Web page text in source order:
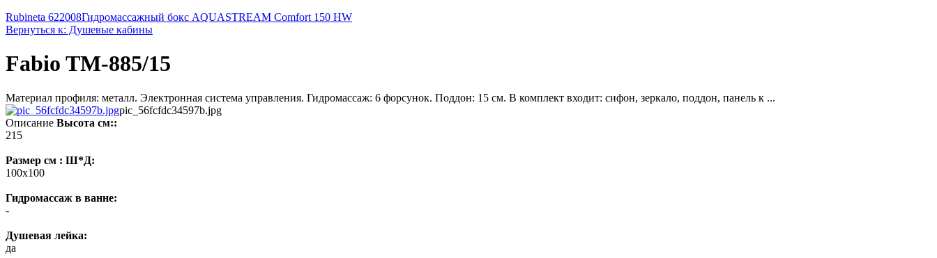
Rubineta 622008Гидромассажный бокс AQUASTREAM Comfort 150 HW
Вернуться к: Душевые кабины
Fabio TM-885/15
Материал профиля: металл. Электронная система управления. Гидромассаж: 6 форсунок. Поддон: 15 см. В комплект входит: сифон, зеркало, поддон, панель к ...
pic_56fcfdc34597b.jpg
Описание Высота см::
215
Размер см : Ш*Д:
100x100
Гидромассаж в ванне:
-
Душевая лейка:
да